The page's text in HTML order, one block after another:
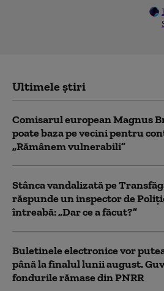
Ultimele știri
Comisarul european Magnus
poate baza pe vecini pentru
„Rămânem vulnerabili”
Stânca vandalizată pe
răspunde un inspector de
întreabă: „Dar ce a făcut?”
Buletinele electronice vor
până la finalul lunii august.
fondurile rămase din PNRR